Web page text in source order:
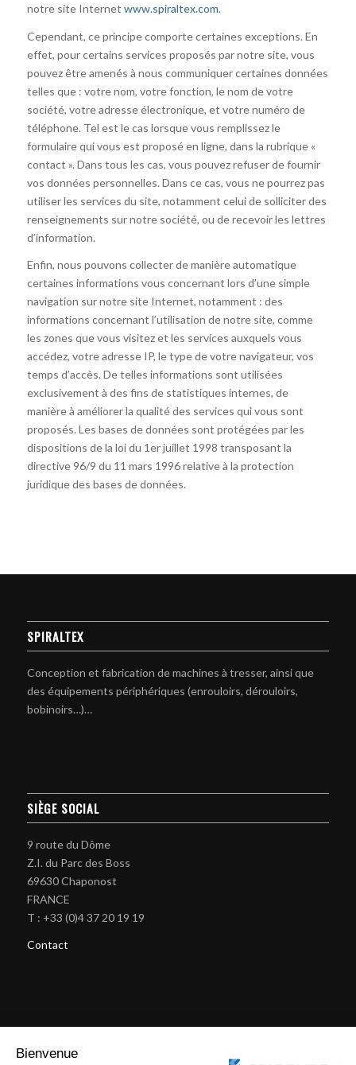
notre site Internet www.spiraltex.com.
Cependant, ce principe comporte certaines exceptions. En
effet, pour certains services proposés par notre site, vous
pouvez être amenés à nous communiquer certaines données
telles que : votre nom, votre fonction, le nom de votre
société, votre adresse électronique, et votre numéro de
téléphone. Tel est le cas lorsque vous remplissez le
formulaire qui vous est proposé en ligne, dans la rubrique «
contact ». Dans tous les cas, vous pouvez refuser de fournir
vos données personnelles. Dans ce cas, vous ne pourrez pas
utiliser les services du site, notamment celui de solliciter des
renseignements sur notre société, ou de recevoir les lettres
d’information.
Enfin, nous pouvons collecter de manière automatique
certaines informations vous concernant lors d’une simple
navigation sur notre site Internet, notamment : des
informations concernant l’utilisation de notre site, comme
les zones que vous visitez et les services auxquels vous
accédez, votre adresse IP, le type de votre navigateur, vos
temps d’accès. De telles informations sont utilisées
exclusivement à des fins de statistiques internes, de
manière à améliorer la qualité des services qui vous sont
proposés. Les bases de données sont protégées par les
dispositions de la loi du 1er juillet 1998 transposant la
directive 96/9 du 11 mars 1996 relative à la protection
juridique des bases de données.
SPIRALTEX
Conception et fabrication de machines à tresser, ainsi que
des équipements périphériques (enrouloirs, dérouloirs,
bobinoirs…)…
SIÈGE SOCIAL
9 route du Dôme
Z.I. du Parc des Boss
69630 Chaponost
FRANCE
T : +33 (0)4 37 20 19 19
Contact
MACHINES À TRESSER
Bienvenue